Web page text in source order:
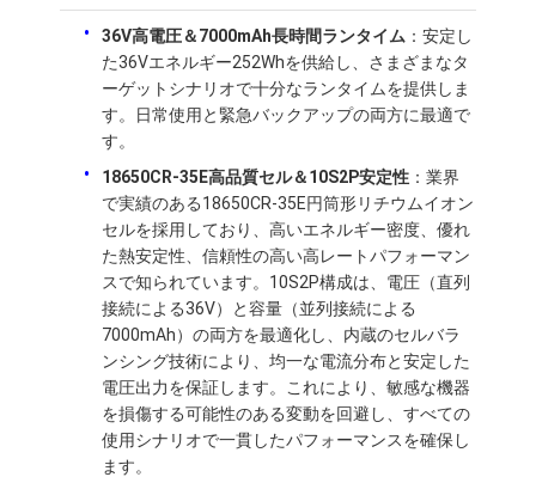
36V高電圧＆7000mAh長時間ランタイム ：安定し
た36Vエネルギー252Whを供給し、さまざまなタ
ーゲットシナリオで十分なランタイムを提供しま
す。日常使用と緊急バックアップの両方に最適で
す。
18650CR-35E高品質セル＆10S2P安定性 ：業界
で実績のある18650CR-35E円筒形リチウムイオン
セルを採用しており、高いエネルギー密度、優れ
た熱安定性、信頼性の高い高レートパフォーマン
スで知られています。10S2P構成は、電圧（直列
接続による36V）と容量（並列接続による
7000mAh）の両方を最適化し、内蔵のセルバラ
ンシング技術により、均一な電流分布と安定した
電圧出力を保証します。これにより、敏感な機器
を損傷する可能性のある変動を回避し、すべての
使用シナリオで一貫したパフォーマンスを確保し
ます。